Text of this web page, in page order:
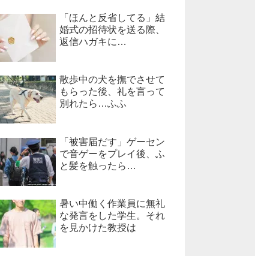
「ほんと反省してる」結
婚式の招待状を送る際、
返信ハガキに…
散歩中の犬を撫でさせて
もらった後、礼を言って
別れたら…ふふ
「被害届だす」ゲーセン
で音ゲーをプレイ後、ふ
と髪を触ったら…
暑い中働く作業員に無礼
な発言をした学生。それ
を見かけた教授は